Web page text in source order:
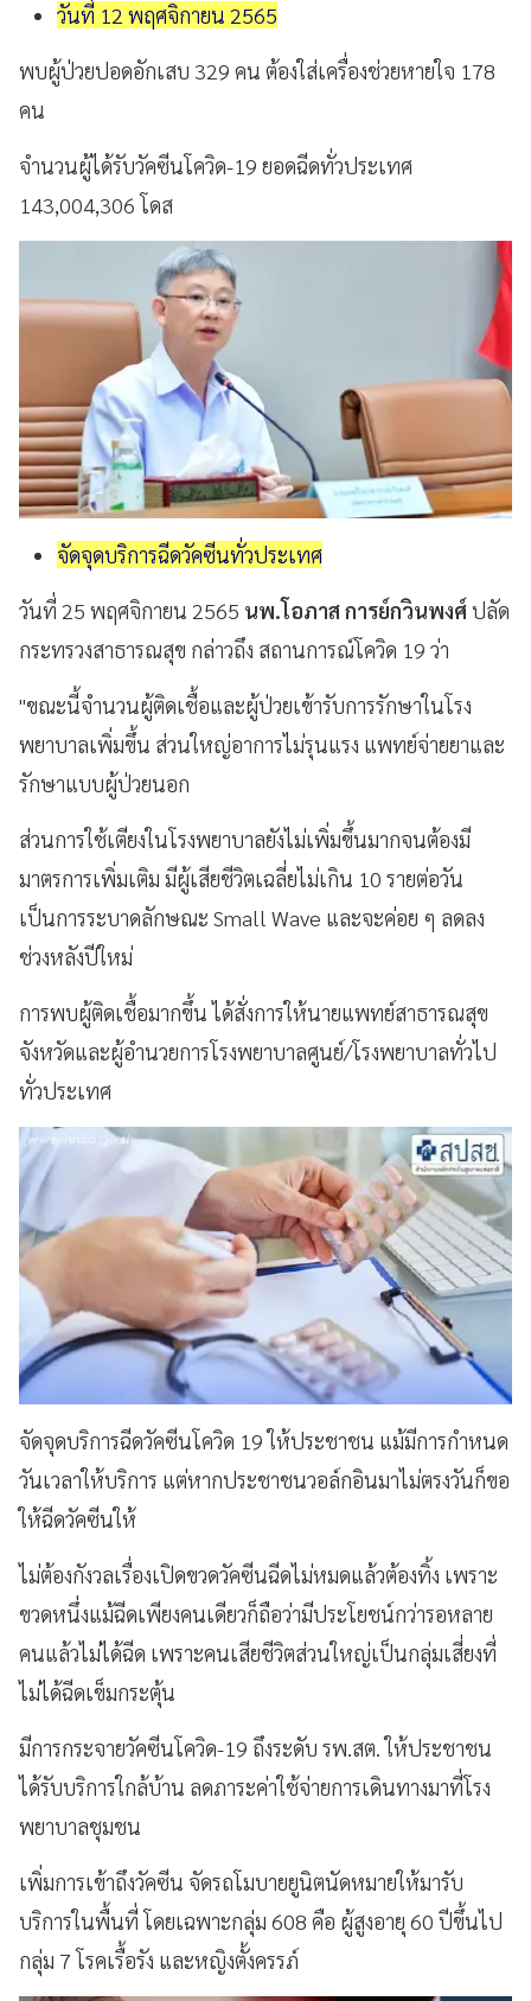
วันที่ 12 พฤศจิกายน 2565
พบผู้ป่วยปอดอักเสบ 329 คน ต้องใส่เครื่องช่วยหายใจ 178
คน
จำนวนผู้ได้รับวัคซีนโควิด-19 ยอดฉีดทั่วประเทศ
143,004,306 โดส
จัดจุดบริการฉีดวัคซีนทั่วประเทศ
วันที่ 25 พฤศจิกายน 2565 นพ.โอภาส การย์กวินพงศ์ปลัด
กระทรวงสาธารณสุข กล่าวถึง สถานการณ์โควิด 19 ว่า
"ขณะนี้จำนวนผู้ติดเชื้อและผู้ป่วยเข้ารับการรักษาในโรง
พยาบาลเพิ่มขึ้น ส่วนใหญ่อาการไม่รุนแรง แพทย์จ่ายยาและ
รักษาแบบผู้ป่วยนอก
ส่วนการใช้เตียงในโรงพยาบาลยังไม่เพิ่มขึ้นมากจนต้องมี
มาตรการเพิ่มเติม มีผู้เสียชีวิตเฉลี่ยไม่เกิน 10 รายต่อวัน
เป็นการระบาดลักษณะ Small Wave และจะค่อย ๆ ลดลง
ช่วงหลังปีใหม่
การพบผู้ติดเชื้อมากขึ้น ได้สั่งการให้นายแพทย์สาธารณสุข
จังหวัดและผู้อำนวยการโรงพยาบาลศูนย์/โรงพยาบาลทั่วไป
ทั่วประเทศ
จัดจุดบริการฉีดวัคซีนโควิด 19 ให้ประชาชน แม้มีการกำหนด
วันเวลาให้บริการ แต่หากประชาชนวอล์กอินมาไม่ตรงวันก็ขอ
ให้ฉีดวัคซีนให้
ไม่ต้องกังวลเรื่องเปิดขวดวัคซีนฉีดไม่หมดแล้วต้องทิ้ง เพราะ
ขวดหนึ่งแม้ฉีดเพียงคนเดียวก็ถือว่ามีประโยชน์กว่ารอหลาย
คนแล้วไม่ได้ฉีด เพราะคนเสียชีวิตส่วนใหญ่เป็นกลุ่มเสี่ยงที่
ไม่ได้ฉีดเข็มกระตุ้น
มีการกระจายวัคซีนโควิด-19 ถึงระดับ รพ.สต. ให้ประชาชน
ได้รับบริการใกล้บ้าน ลดภาระค่าใช้จ่ายการเดินทางมาที่โรง
พยาบาลชุมชน
เพิ่มการเข้าถึงวัคซีน จัดรถโมบายยูนิตนัดหมายให้มารับ
บริการในพื้นที่ โดยเฉพาะกลุ่ม 608 คือ ผู้สูงอายุ 60 ปีขึ้นไป
กลุ่ม 7 โรคเรื้อรัง และหญิงตั้งครรภ์